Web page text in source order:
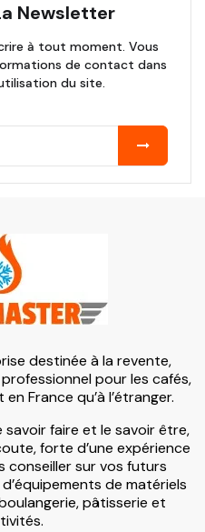
Newsletter
à tout moment. Vous
de contact dans
du site.
destinée à la revente,
pour les cafés,
France qu’à l’étranger.
faire et le savoir être,
forte d’une expérience
conseiller sur vos futurs
de matériels
pâtisserie et